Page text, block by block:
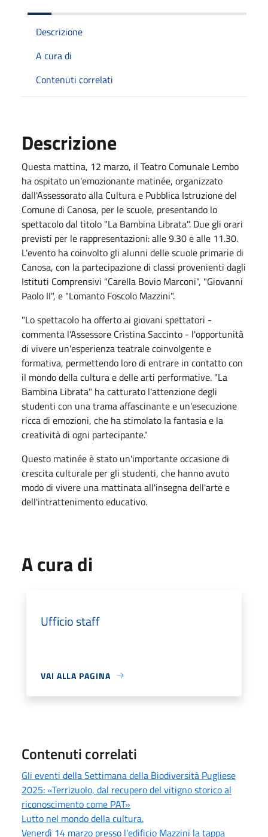
Descrizione
A cura di
Contenuti correlati
Descrizione
Questa mattina, 12 marzo, il Teatro Comunale Lembo
ha ospitato un'emozionante matinée, organizzato
dall'Assessorato alla Cultura e Pubblica Istruzione del
Comune di Canosa, per le scuole, presentando lo
spettacolo dal titolo "La Bambina Librata". Due gli orari
previsti per le rappresentazioni: alle 9.30 e alle 11.30.
L'evento ha coinvolto gli alunni delle scuole primarie di
Canosa, con la partecipazione di classi provenienti dagli
Istituti Comprensivi "Carella Bovio Marconi", "Giovanni
Paolo II", e "Lomanto Foscolo Mazzini".
"Lo spettacolo ha offerto ai giovani spettatori -
commenta l'Assessore Cristina Saccinto - l'opportunità
di vivere un'esperienza teatrale coinvolgente e
formativa, permettendo loro di entrare in contatto con
il mondo della cultura e delle arti performative. "La
Bambina Librata" ha catturato l'attenzione degli
studenti con una trama affascinante e un'esecuzione
ricca di emozioni, che ha stimolato la fantasia e la
creatività di ogni partecipante."
Questo matinée è stato un'importante occasione di
crescita culturale per gli studenti, che hanno avuto
modo di vivere una mattinata all'insegna dell'arte e
dell'intrattenimento educativo.
A cura di
Ufficio staff
VAI ALLA PAGINA
Contenuti correlati
Gli eventi della Settimana della Biodiversità Pugliese
2025: «Terrizuolo, dal recupero del vitigno storico al
riconoscimento come PAT»
Lutto nel mondo della cultura.
Venerdì 14 marzo presso l’edificio Mazzini la tappa